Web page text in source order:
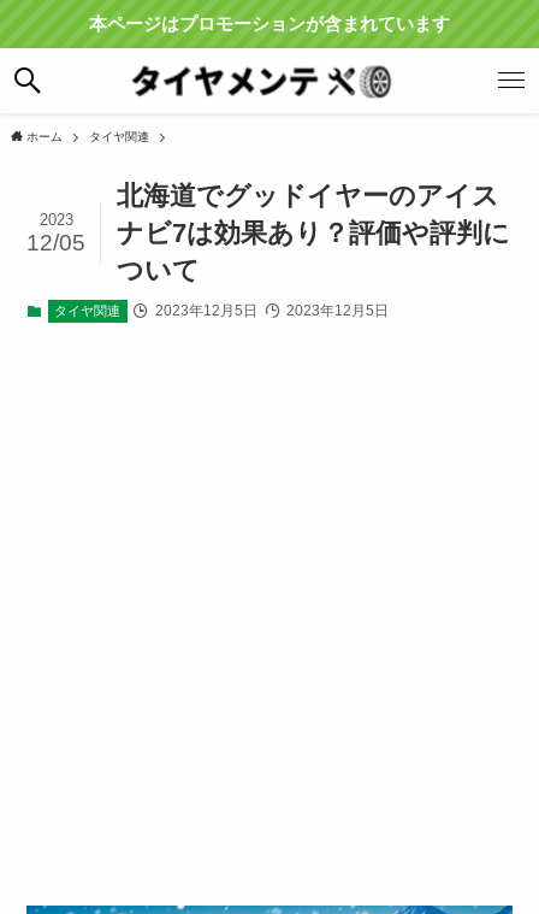
本ページはプロモーションが含まれています
ホーム タイヤ関連
北海道でグッドイヤーのアイス
ナビ7は効果あり？評価や評判に
ついて
2023
12/05
タイヤ関連 2023年12月5日 2023年12月5日